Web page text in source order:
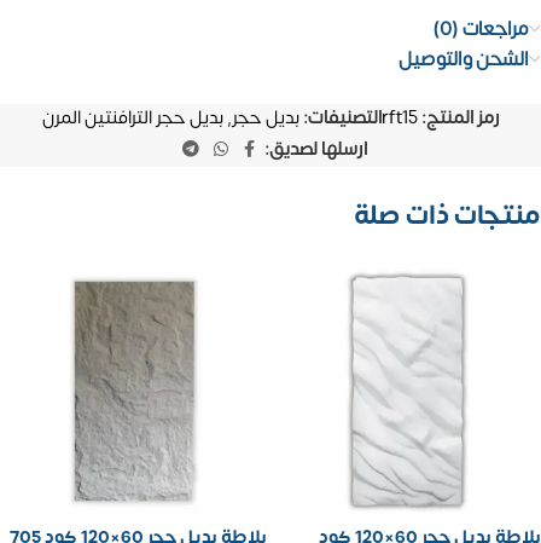
مراجعات (0)
الشحن والتوصيل
رمز المنتج:rft15التصنيفات:بديل حجر,بديل حجر الترافنتين المرن
ارسلها لصديق:
منتجات ذات صلة